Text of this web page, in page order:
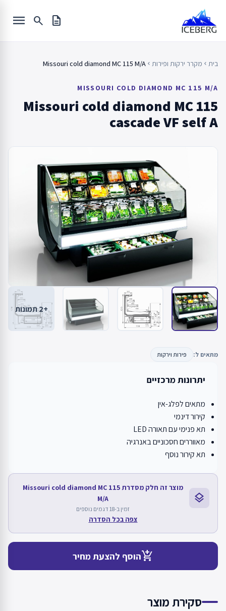
content
description
search
menu
בית chevron_left מקרר ירקות ופירות chevron_left
Missouri cold diamond MC 115 M/A
MISSOURI COLD DIAMOND MC 115 M/A
Missouri cold diamond MC 115
cascade VF self A
+2 תמונות
מתאים ל: פירות וירקות
יתרונות מרכזיים
מתאים לפלג-אין
קירור דינמי
תא פנימי עם תאורה LED
מאווררים חסכוניים באנרגיה
תא קירור נוסף
layers
מוצר זה חלק מסדרת Missouri cold diamond MC 115
M/A
זמין ב-18 דגמים נוספים
צפה בכל הסדרה
add_shopping_cartהוסף להצעת מחיר
סקירת מוצר